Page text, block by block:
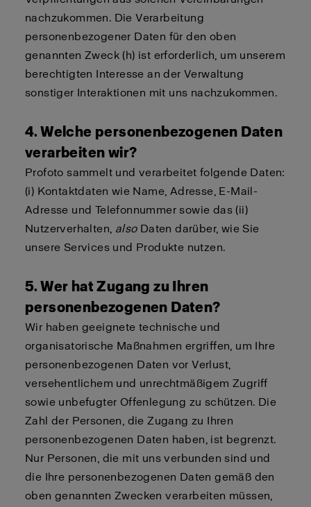
nachzukommen. Die Verarbeitung
personenbezogener Daten für den oben
genannten Zweck (h) ist erforderlich, um unserem
berechtigten Interesse an der Verwaltung
sonstiger Interaktionen mit uns nachzukommen.
4. Welche personenbezogenen Daten
verarbeiten wir?
Profoto sammelt und verarbeitet folgende Daten:
(i) Kontaktdaten wie Name, Adresse, E-Mail-
Adresse und Telefonnummer sowie das (ii)
Nutzerverhalten, alsoDaten darüber, wie Sie
unsere Services und Produkte nutzen.
5. Wer hat Zugang zu Ihren
personenbezogenen Daten?
Wir haben geeignete technische und
organisatorische Maßnahmen ergriffen, um Ihre
personenbezogenen Daten vor Verlust,
versehentlichem und unrechtmäßigem Zugriff
sowie unbefugter Offenlegung zu schützen. Die
Zahl der Personen, die Zugang zu Ihren
personenbezogenen Daten haben, ist begrenzt.
Nur Personen, die mit uns verbunden sind und
die Ihre personenbezogenen Daten gemäß den
oben genannten Zwecken verarbeiten müssen,